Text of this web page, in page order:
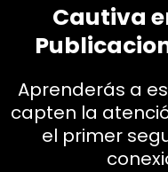
Cautiva
Aprenderás a
capten la
el primer